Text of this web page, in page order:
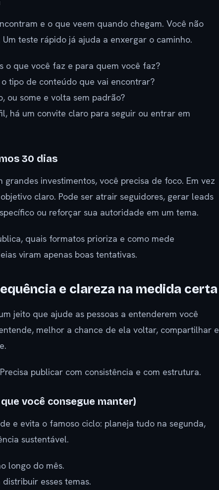
e o que veem quando chegam. Você não
teste rápido já ajuda a enxergar o caminho.
o que você faz e para quem você faz?
tipo de conteúdo que vai encontrar?
ou some e volta sem padrão?
há um convite claro para seguir ou entrar em
30 dias
investimentos, você precisa de foco. Em vez
claro. Pode ser atrair seguidores, gerar leads
ou reforçar sua autoridade em um tema.
quais formatos prioriza e como mede
viram apenas boas tentativas.
e clareza na medida certa
jeito que ajude as pessoas a entenderem você
melhor a chance de ela voltar, compartilhar e
publicar com consistência e com estrutura.
você consegue manter)
e evita o famoso ciclo: planeja tudo na segunda,
sustentável.
longo do mês.
esses temas.